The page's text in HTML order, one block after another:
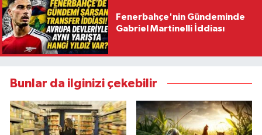
Fenerbahçe'nin Gündeminde
Gabriel Martinelli İddiası
Bunlar da ilginizi çekebilir